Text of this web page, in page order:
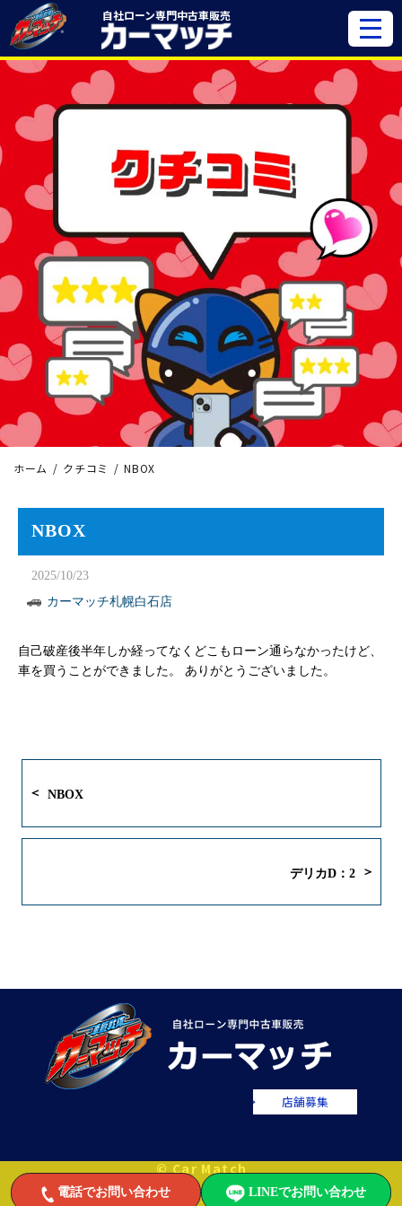
自社ローン専門中古車販売
ホーム クチコミ NBOX
NBOX
2025/10/23
カーマッチ札幌白石店
自己破産後半年しか経ってなくどこもローン通らなかったけど、
車を買うことができました。 ありがとうございました。
NBOX
デリカD：2
電話でお問い合わせ LINEでお問い合わせ
店舗募集
© Car Match
自社ローンで中古車をお値打ちに販売するカーマッチ